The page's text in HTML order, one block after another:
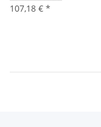
107,18 € *